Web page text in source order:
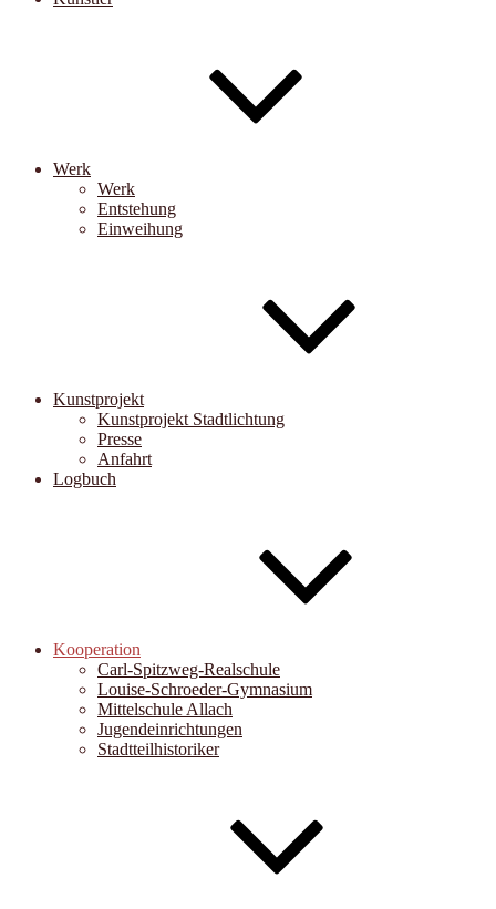
Werk
Werk
Entstehung
Einweihung
Kunstprojekt
Kunstprojekt Stadtlichtung
Presse
Anfahrt
Logbuch
Kooperation
Carl-Spitzweg-Realschule
Louise-Schroeder-Gymnasium
Mittelschule Allach
Jugendeinrichtungen
Stadtteilhistoriker